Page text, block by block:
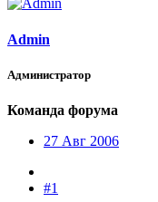
Admin
Администратор
Команда форума
27 Авг 2006
#1